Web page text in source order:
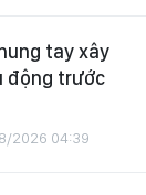
tay xây
động trước
2026 04:39